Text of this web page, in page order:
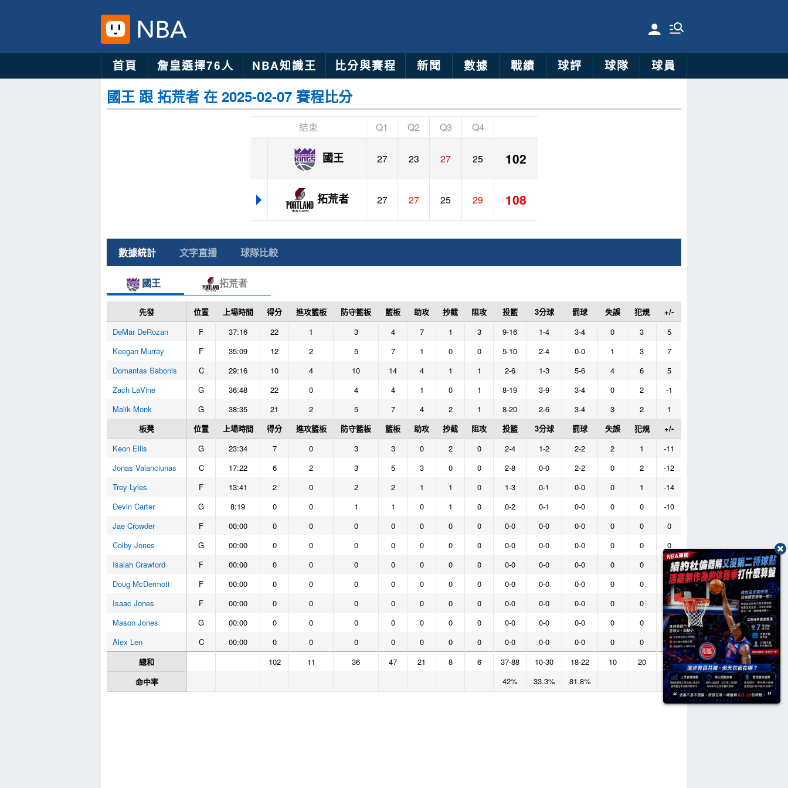
首頁 詹皇選擇76人 NBA知識王 比分與賽程 新聞 數據 戰績 球評 球隊 球員
國王 跟 拓荒者 在 2025-02-07 賽程比分
結束 Q1 Q2 Q3 Q4
國王 27 23 27 25 102
拓荒者 27 27 25 29 108
數據統計 文字直播 球隊比較
國王 拓荒者
先發 位置 上場時間 得分 進攻籃板 防守籃板 籃板 助攻 抄截 阻攻 投籃 3分球 罰球 失誤 犯規
+/-
DeMar DeRozan
F 37:16 22 1 3 4 7 1 3 9-16 1-4 3-4 0 3
5
Keegan Murray
F 35:09 12 2 5 7 1 0 0 5-10 2-4 0-0 1 3
7
Domantas Sabonis
C 29:16 10 4 10 14 4 1 1 2-6 1-3 5-6 4 6
5
Zach LaVine
G 36:48 22 0 4 4 1 0 1 8-19 3-9 3-4 0 2
-1
Malik Monk
G 38:35 21 2 5 7 4 2 1 8-20 2-6 3-4 3 2
1
板凳
位置 上場時間 得分 進攻籃板 防守籃板 籃板 助攻 抄截 阻攻 投籃 3分球 罰球 失誤 犯規
+/-
Keon Ellis
G 23:34 7 0 3 3 0 2 0 2-4 1-2 2-2 2 1
-11
Jonas Valanciunas
C 17:22 6 2 3 5 3 0 0 2-8 0-0 2-2 0 2
-12
Trey Lyles
F 13:41 2 0 2 2 1 1 0 1-3 0-1 0-0 0 1
-14
Devin Carter
G 8:19 0 0 1 1 0 1 0 0-2 0-1 0-0 0 0
-10
Jae Crowder
F 00:00 0 0 0 0 0 0 0 0-0 0-0 0-0 0 0
0
Colby Jones
G 00:00 0 0 0 0 0 0 0 0-0 0-0 0-0 0 0
0
Isaiah Crawford
F 00:00 0 0 0 0 0 0 0 0-0 0-0 0-0 0 0
0
Doug McDermott
F 00:00 0 0 0 0 0 0 0 0-0 0-0 0-0 0 0
0
Isaac Jones
F 00:00 0 0 0 0 0 0 0 0-0 0-0 0-0 0 0
0
Mason Jones
G 00:00 0 0 0 0 0 0 0 0-0 0-0 0-0 0 0
0
Alex Len
C 00:00 0 0 0 0 0 0 0 0-0 0-0 0-0 0 0
0
總和
102 11 36 47 21 8 6 37-88 10-30 18-22 10
20
命中率
42% 33.3% 81.8%